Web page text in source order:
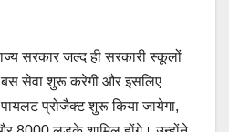
सरकार जल्द ही सरकारी स्कूलों
सेवा शुरू करेगी और इसलिए
पायलट प्रोजैक्ट शुरू किया जायेगा,